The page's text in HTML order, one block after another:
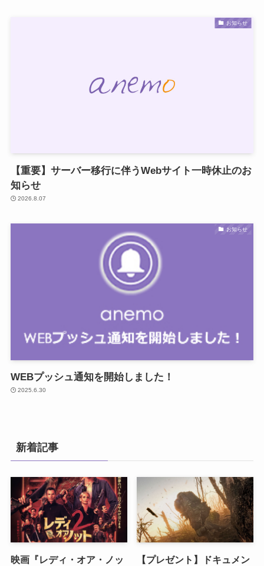
お知らせ
【重要】サーバー移行に伴うWebサイト一時休止のお
知らせ
2026.8.07
お知らせ
WEBプッシュ通知を開始しました！
2025.6.30
新着記事
映画『レディ・オア・ノッ
【プレゼント】ドキュメン